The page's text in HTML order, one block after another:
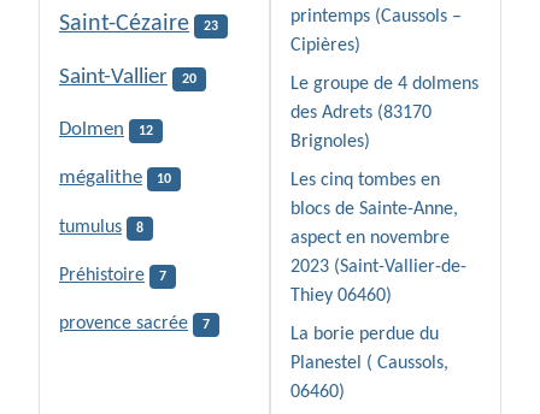
Saint-Cézaire 23
Saint-Vallier 20
Dolmen 12
mégalithe 10
tumulus 8
Préhistoire 7
provence sacrée 7
printemps (Caussols –
Cipières)
Le groupe de 4 dolmens
des Adrets (83170
Brignoles)
Les cinq tombes en
blocs de Sainte-Anne,
aspect en novembre
2023 (Saint-Vallier-de-
Thiey 06460)
La borie perdue du
Planestel ( Caussols,
06460)